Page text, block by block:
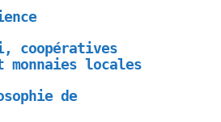
coopératives
monnaies locales
de